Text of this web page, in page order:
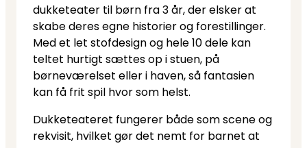
dukketeater til børn fra 3 år, der elsker at
skabe deres egne historier og forestillinger.
Med et let stofdesign og hele 10 dele kan
teltet hurtigt sættes op i stuen, på
børneværelset eller i haven, så fantasien
kan få frit spil hvor som helst.
Dukketeateret fungerer både som scene og
rekvisit, hvilket gør det nemt for barnet at